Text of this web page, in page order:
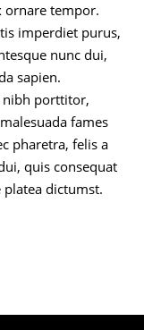
ornare tempor.
imperdiet purus,
nunc dui,
sapien.
nibh porttitor,
fames
pharetra, felis a
quis consequat
dictumst.